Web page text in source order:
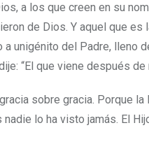
a los que creen en su
de Dios. Y aquel que
unigénito del Padre, lleno
“El que viene después
sobre gracia. Porque
lo ha visto jamás. El